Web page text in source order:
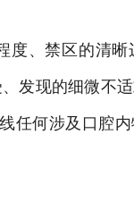
、禁区的清
发现的细微不
任何涉及口腔